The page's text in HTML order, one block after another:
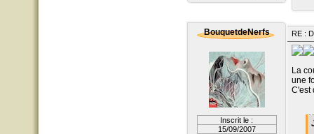
BouquetdeNerfs
Inscrit le :
15/09/2007
RE :
La
une
C'est